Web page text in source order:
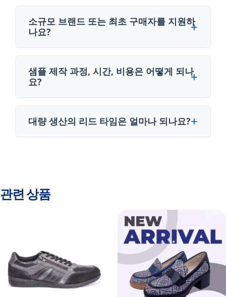
소규모 브랜드 또는 최초 구매자를 지원하
나요?
샘플 제작 과정, 시간, 비용은 어떻게 되나
요?
대량 생산의 리드 타임은 얼마나 되나요?
관련 상품